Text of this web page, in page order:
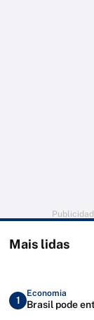
Mais lidas
1
Economia
Brasil pode